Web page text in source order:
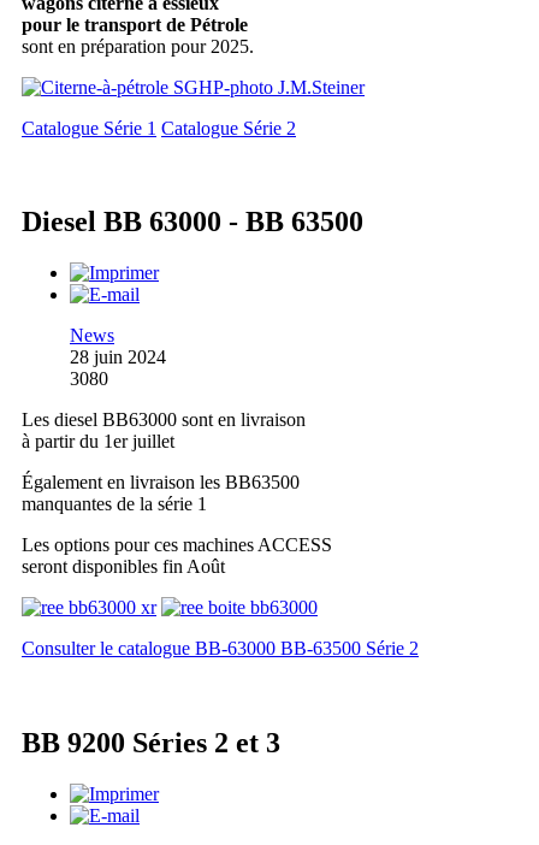
pour le transport de Pétrole
sont en préparation pour 2025.
Catalogue Série 1 Catalogue Série 2
Diesel BB 63000 - BB 63500
News
28 juin 2024
3080
Les diesel BB63000 sont en livraison
à partir du 1er juillet
Également en livraison les BB63500
manquantes de la série 1
Les options pour ces machines ACCESS
seront disponibles fin Août
Consulter le catalogue BB-63000 BB-63500 Série 2
BB 9200 Séries 2 et 3